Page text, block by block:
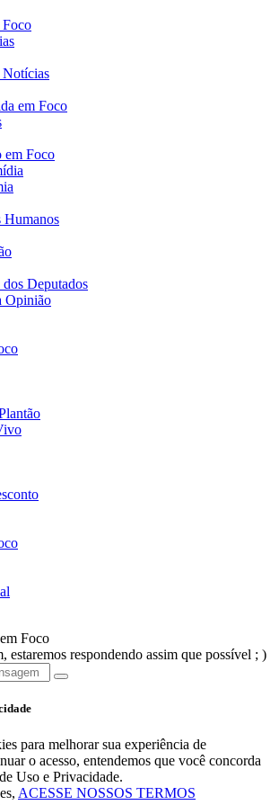
Foco
em Foco
em Foco
Humanos
dos Deputados
Opinião
Foco
estaremos respondendo assim que possível ; )
para melhorar sua experiência de
o acesso, entendemos que você concorda
Uso e Privacidade.
ACESSE NOSSOS TERMOS